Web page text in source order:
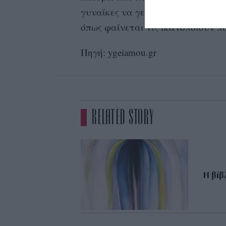
γυναίκες να γελούν θεωρούνται
όπως φαίνεται τις ικανοποιούν
Πηγή: ygeiamou.gr
RELATED STORY
Η